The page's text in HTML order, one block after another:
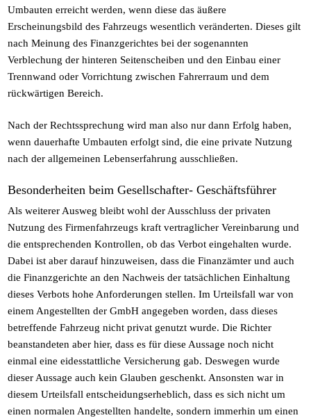
Umbauten erreicht werden, wenn diese das äußere
Erscheinungsbild des Fahrzeugs wesentlich veränderten. Dieses gilt
nach Meinung des Finanzgerichtes bei der sogenannten
Verblechung der hinteren Seitenscheiben und den Einbau einer
Trennwand oder Vorrichtung zwischen Fahrerraum und dem
rückwärtigen Bereich.
Nach der Rechtssprechung wird man also nur dann Erfolg haben,
wenn dauerhafte Umbauten erfolgt sind, die eine private Nutzung
nach der allgemeinen Lebenserfahrung ausschließen.
Besonderheiten beim Gesellschafter- Geschäftsführer
Als weiterer Ausweg bleibt wohl der Ausschluss der privaten
Nutzung des Firmenfahrzeugs kraft vertraglicher Vereinbarung und
die entsprechenden Kontrollen, ob das Verbot eingehalten wurde.
Dabei ist aber darauf hinzuweisen, dass die Finanzämter und auch
die Finanzgerichte an den Nachweis der tatsächlichen Einhaltung
dieses Verbots hohe Anforderungen stellen. Im Urteilsfall war von
einem Angestellten der GmbH angegeben worden, dass dieses
betreffende Fahrzeug nicht privat genutzt wurde. Die Richter
beanstandeten aber hier, dass es für diese Aussage noch nicht
einmal eine eidesstattliche Versicherung gab. Deswegen wurde
dieser Aussage auch kein Glauben geschenkt. Ansonsten war in
diesem Urteilsfall entscheidungserheblich, dass es sich nicht um
einen normalen Angestellten handelte, sondern immerhin um einen